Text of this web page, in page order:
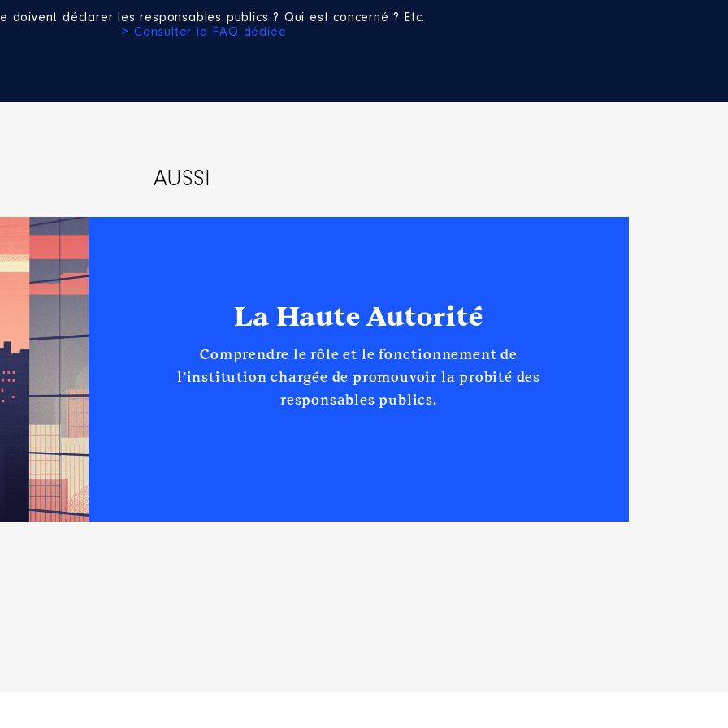
doivent déclarer les responsables publics ? Qui est concerné ? Etc.
> Consulter la FAQ dédiée
AUSSI
La Haute Autorité
Comprendre le rôle et le fonctionnement de
l’institution chargée de promouvoir la probité des
responsables publics.